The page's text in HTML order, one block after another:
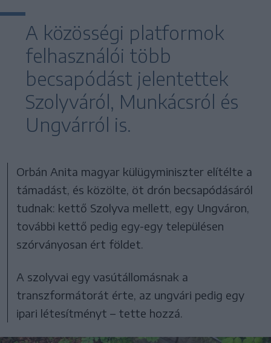
A közösségi platformok
felhasználói több
becsapódást jelentettek
Szolyváról, Munkácsról és
Ungvárról is.
Orbán Anita magyar külügyminiszter elítélte a
támadást, és közölte, öt drón becsapódásáról
tudnak: kettő Szolyva mellett, egy Ungváron,
további kettő pedig egy-egy településen
szórványosan ért földet.
A szolyvai egy vasútállomásnak a
transzformátorát érte, az ungvári pedig egy
ipari létesítményt – tette hozzá.